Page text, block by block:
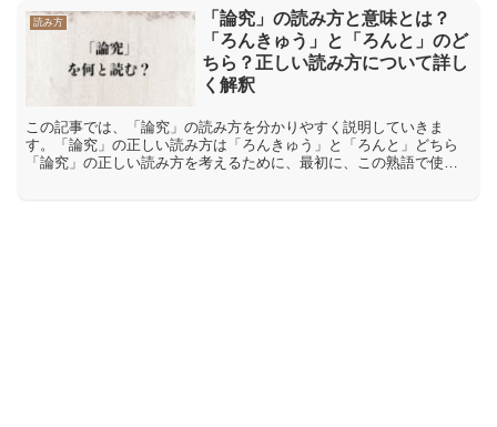
読み方
「論究」の読み方と意味とは？
「ろんきゅう」と「ろんと」のど
ちら？正しい読み方について詳し
く解釈
この記事では、「論究」の読み方を分かりやすく説明していきま
す。「論究」の正しい読み方は「ろんきゅう」と「ろんと」どちら
「論究」の正しい読み方を考えるために、最初に、この熟語で使わ